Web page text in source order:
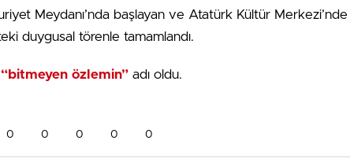
Meydanı’nda başlayan ve Atatürk Kültür Merkezi’nde
duygusal törenle tamamlandı.
“bitmeyen özlemin” adı oldu.
0 0 0 0 0